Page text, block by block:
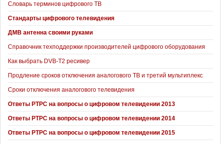
Словарь терминов цифрового ТВ
Стандарты цифрового телевидения
ДМВ антенна своими руками
Справочник техподдержки производителей цифрового оборудования
Как выбрать DVB-T2 ресивер
Продление сроков отключения аналогового ТВ и третий мультиплекс
Сроки отключения аналогового телевидения
Ответы РТРС на вопросы о цифровом телевидении 2013
Ответы РТРС на вопросы о цифровом телевидении 2014
Ответы РТРС на вопросы о цифровом телевидении 2015